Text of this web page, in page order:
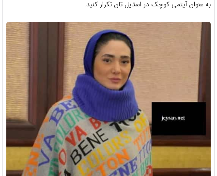
به عنوان آیتمی کوچک در استایل تان تکرار کنید.